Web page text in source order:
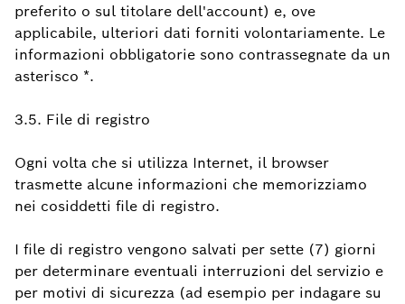
preferito o sul titolare dell'account) e, ove
applicabile, ulteriori dati forniti volontariamente. Le
informazioni obbligatorie sono contrassegnate da un
asterisco *.
3.5. File di registro
Ogni volta che si utilizza Internet, il browser
trasmette alcune informazioni che memorizziamo
nei cosiddetti file di registro.
I file di registro vengono salvati per sette (7) giorni
per determinare eventuali interruzioni del servizio e
per motivi di sicurezza (ad esempio per indagare su